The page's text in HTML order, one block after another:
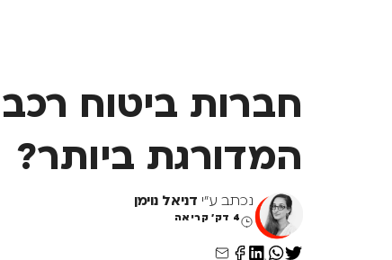
חברות ביטוח
המדורגת ביותר?
נכתב ע"י דניאל נוימן
4 דק' קריאה